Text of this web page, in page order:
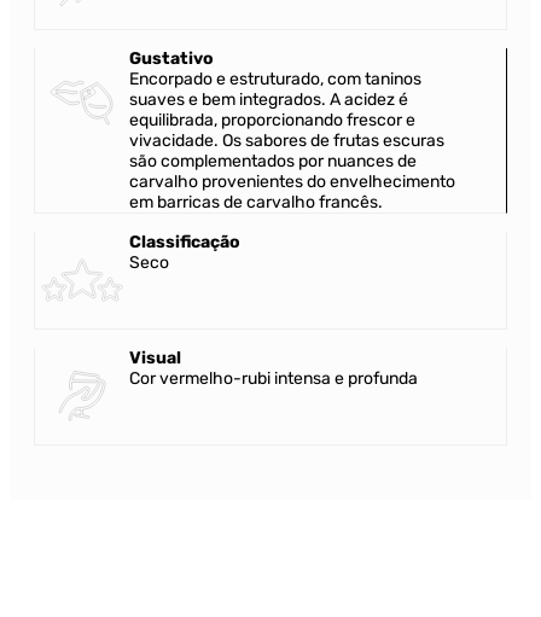
Gustativo
Encorpado e estruturado, com taninos
suaves e bem integrados. A acidez é
equilibrada, proporcionando frescor e
vivacidade. Os sabores de frutas escuras
são complementados por nuances de
carvalho provenientes do envelhecimento
em barricas de carvalho francês.
Classificação
Seco
Visual
Cor vermelho-rubi intensa e profunda